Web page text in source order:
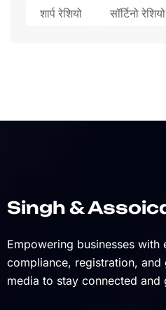
शार्प रेशियो
सॉर्टिनो रेशियो
Singh &
Empowering businesses
compliance, registration,
media to stay connected and